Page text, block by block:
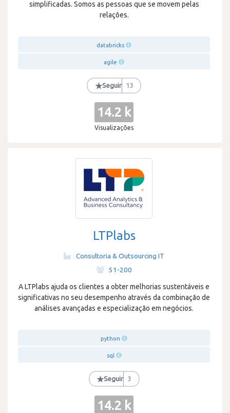
simplificadas. Somos as pessoas que se movem pelas
relações.
databricks
agile
★Seguir 13
14.2 k
Visualizações
LTPlabs
Consultoria & Outsourcing IT
51-200
A LTPlabs ajuda os clientes a obter melhorias sustentáveis e
significativas no seu desempenho através da combinação de
análises avançadas e especialização em negócios.
python
sql
★Seguir 3
14.2 k